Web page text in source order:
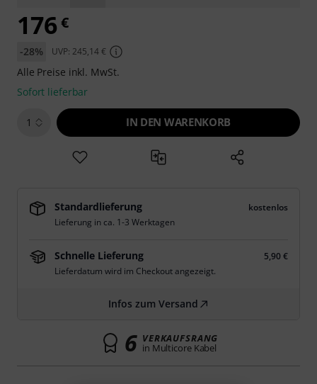
176 €
-28% UVP: 245,14 €
Alle Preise inkl. MwSt.
Sofort lieferbar
1 IN DEN WARENKORB
Standardlieferung
kostenlos
Lieferung in ca. 1-3 Werktagen
Schnelle Lieferung
5,90 €
Lieferdatum wird im Checkout angezeigt.
Infos zum Versand
6 VERKAUFSRANG
in Multicore Kabel